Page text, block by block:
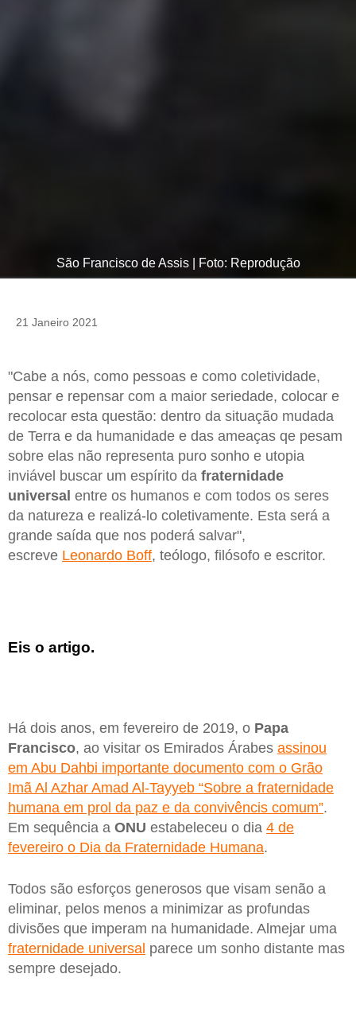
São Francisco de Assis | Foto: Reprodução
21 Janeiro 2021
"Cabe a nós, como pessoas e como coletividade,
pensar e repensar com a maior seriedade, colocar e
recolocar esta questão: dentro da situação mudada
de Terra e da humanidade e das ameaças qe pesam
sobre elas não representa puro sonho e utopia
inviável buscar um espírito da fraternidade
universal entre os humanos e com todos os seres
da natureza e realizá-lo coletivamente. Esta será a
grande saída que nos poderá salvar",
escreve Leonardo Boff, teólogo, filósofo e escritor.
Eis o artigo.
Há dois anos, em fevereiro de 2019, o Papa
Francisco, ao visitar os Emirados Árabes assinou
em Abu Dahbi importante documento com o Grão
Imã Al Azhar Amad Al-Tayyeb “Sobre a fraternidade
humana em prol da paz e da convivêncis comum”.
Em sequência a ONU estabeleceu o dia 4 de
fevereiro o Dia da Fraternidade Humana.
Todos são esforços generosos que visam senão a
eliminar, pelos menos a minimizar as profundas
divisões que imperam na humanidade. Almejar uma
fraternidade universal parece um sonho distante mas
sempre desejado.